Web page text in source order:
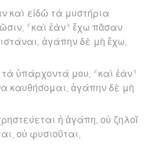
καὶ εἰδῶ τὰ μυστήρια
⸄καὶ ἐὰν⸅ ἔχω πᾶσαν
ἀγάπην δὲ μὴ ἔχω,
ὑπάρχοντά μου, ⸄καὶ ἐὰν⸅
καυθήσομαι, ἀγάπην δὲ μὴ
ἡ ἀγάπη, οὐ ζηλοῖ
οὐ φυσιοῦται,